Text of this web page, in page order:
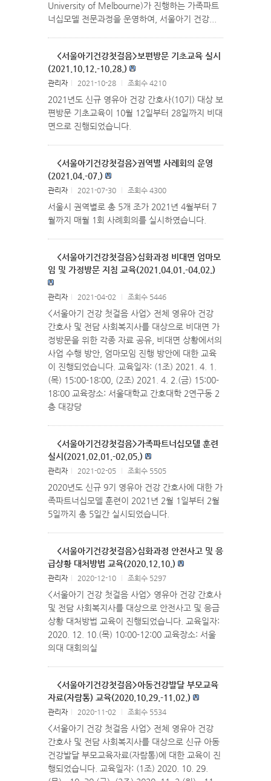
University of Melbourne)가 진행하는 가족파트
너십모델 전문과정을 운영하여, 서울아기 건강...
<서울아기건강첫걸음>보편방문 기초교육 실시
(2021.10.12.-10.28.)
관리자 2021-10-28 조회수 4210
2021년도 신규 영유아 건강 간호사(10기) 대상 보
편방문 기초교육이 10월 12일부터 28일까지 비대
면으로 진행되었습니다.
<서울아기건강첫걸음>권역별 사례회의 운영
(2021.04.-07.)
관리자 2021-07-30 조회수 4300
서울시 권역별로 총 5개 조가 2021년 4월부터 7
월까지 매월 1회 사례회의를 실시하였습니다.
<서울아기건강첫걸음>심화과정 비대면 엄마모
임 및 가정방문 지침 교육(2021.04.01.-04.02.)
관리자 2021-04-02 조회수 5446
<서울아기 건강 첫걸음 사업> 전체 영유아 건강
간호사 및 전담 사회복지사를 대상으로 비대면 가
정방문을 위한 각종 자료 공유, 비대면 상황에서의
사업 수행 방안, 엄마모임 진행 방안에 대한 교육
이 진행되었습니다. 교육일자: (1조) 2021. 4. 1.
(목) 15:00-18:00, (2조) 2021. 4. 2.(금) 15:00-
18:00 교육장소: 서울대학교 간호대학 2연구동 2
층 대강당
<서울아기건강첫걸음>가족파트너십모델 훈련
실시(2021.02.01.-02.05.)
관리자 2021-02-05 조회수 5505
2020년도 신규 9기 영유아 건강 간호사에 대한 가
족파트너십모델 훈련이 2021년 2월 1일부터 2월
5일까지 총 5일간 실시되었습니다.
<서울아기건강첫걸음>심화과정 안전사고 및 응
급상황 대처방법 교육(2020.12.10.)
관리자 2020-12-10 조회수 5297
<서울아기 건강 첫걸음 사업> 영유아 건강 간호사
및 전담 사회복지사를 대상으로 안전사고 및 응급
상황 대처방법 교육이 진행되었습니다. 교육일자:
2020. 12. 10.(목) 10:00-12:00 교육장소: 서울
의대 대회의실
<서울아기건강첫걸음>아동건강발달 부모교육
자료(자람통) 교육(2020.10.29.-11.02.)
관리자 2020-11-02 조회수 5534
<서울아기 건강 첫걸음 사업> 전체 영유아 건강
간호사 및 전담 사회복지사를 대상으로 신규 아동
건강발달 부모교육자료(자람통)에 대한 교육이 진
행되었습니다. 교육일자: (1조) 2020. 10. 29.